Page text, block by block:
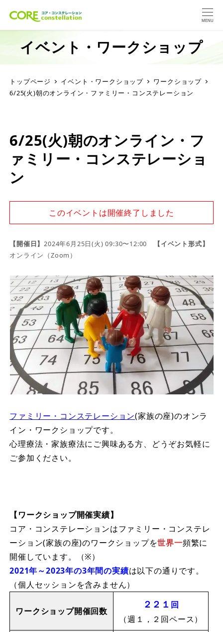
MENU
イベント・ワークショップ
トップページ イベント・ワークショップ
ワークショップ
6/25(火)朝のオンライン・ファミリー・コンステレーション
6/25(火)朝のオンライン・フ
ァミリー・コンステレーショ
ン
このイベントは開催終了しました
【開催日】2024年6月25日(火) 09:30〜12:00
【イベント形式】
オンライン（Zoom）
ファミリー・コンステレーション(家族の座)のオンラ
イン・ワークショップです。
心理療法・家族療法にご興味ある方、どうぞお気軽に
ご参加ください。
【ワークショップ開催実績】
コア・コンステレーションはファミリー・コンステレ
ーション(家族の座)のワークショップを世界一頻繁に
開催しています。（※）
2021年～2023年の3年間の実績は以下の通りです。
（個人セッションを含みません）
ワークショップ開催回数
２２１ 回
（週１，２回ペース）